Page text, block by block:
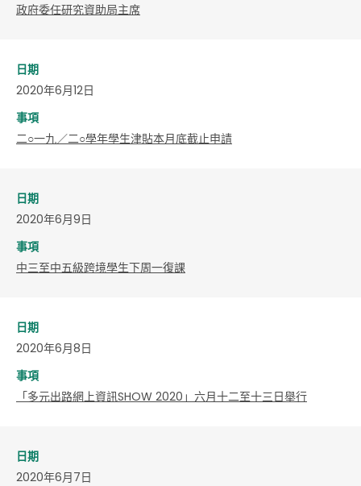
政府委任研究資助局主席
日期
2020年6月12日
事項
二○一九／二○學年學生津貼本月底截止申請
日期
2020年6月9日
事項
中三至中五級跨境學生下周一復課
日期
2020年6月8日
事項
「多元出路網上資訊SHOW 2020」六月十二至十三日舉行
日期
2020年6月7日